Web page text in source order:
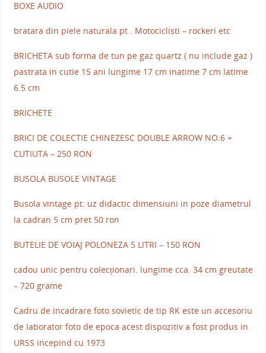
BOXE AUDIO
bratara din piele naturala pt . Motociclisti – rockeri etc
BRICHETA sub forma de tun pe gaz quartz ( nu include gaz )
pastrata in cutie 15 ani lungime 17 cm inatime 7 cm latime
6.5 cm
BRICHETE
BRICI DE COLECTIE CHINEZESC DOUBLE ARROW NO.6 +
CUTIUTA – 250 RON
BUSOLA BUSOLE VINTAGE
Busola vintage pt. uz didactic dimensiuni in poze diametrul
la cadran 5 cm pret 50 ron
BUTELIE DE VOIAJ POLONEZA 5 LITRI – 150 RON
cadou unic pentru colecționari. lungime cca. 34 cm greutate
– 720 grame
Cadru de incadrare foto sovietic de tip RK este un accesoriu
de laborator foto de epoca acest dispozitiv a fost produs in
URSS incepind cu 1973